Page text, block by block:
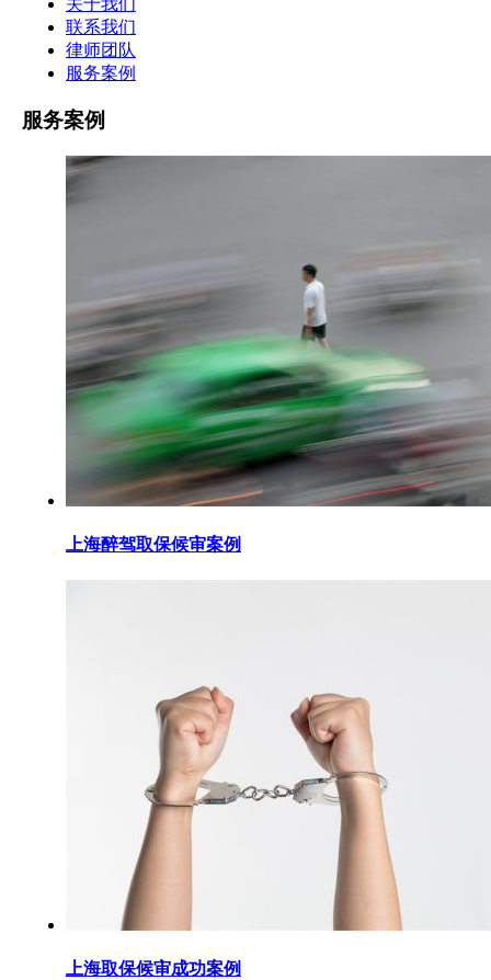
关于我们
联系我们
律师团队
服务案例
服务案例
上海醉驾取保候审案例
上海取保候审成功案例